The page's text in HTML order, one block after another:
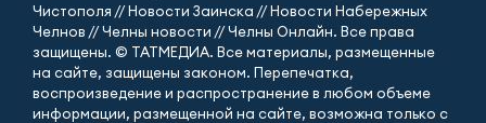
Чистополя // Новости Заинска // Новости Набережных
Челнов // Челны новости // Челны Онлайн. Все права
защищены. © ТАТМЕДИА. Все материалы, размещенные
на сайте, защищены законом. Перепечатка,
воспроизведение и распространение в любом объеме
информации, размещенной на сайте, возможна только с